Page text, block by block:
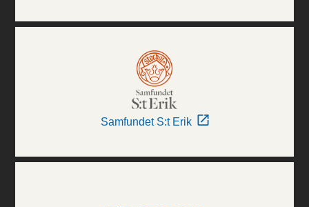
Samfundet S:t Erik